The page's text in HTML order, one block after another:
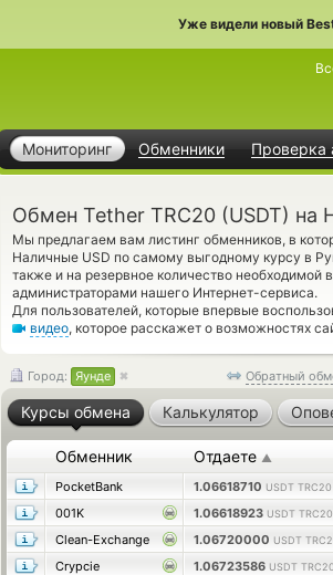
Уже видели новый
Мониторинг Обменники Проверка
Обмен Tether TRC20 (USDT) на
Мы предлагаем вам листинг обменников, в
Наличные USD по самому выгодному курсу в
также и на резервное количество
администраторами нашего Интернет-сервиса.
Для пользователей, которые впервые
видео, которое расскажет о возможностях
Обратный
Город: Яунде
Курсы обмена Калькулятор
Обменник Отдаете ▲
PocketBank 1.06618710 USDT TRC20
001K
1.06618923 USDT TRC20
Clean-Exchange
1.06720000 USDT
Crypcie
1.06723586 USDT TRC20